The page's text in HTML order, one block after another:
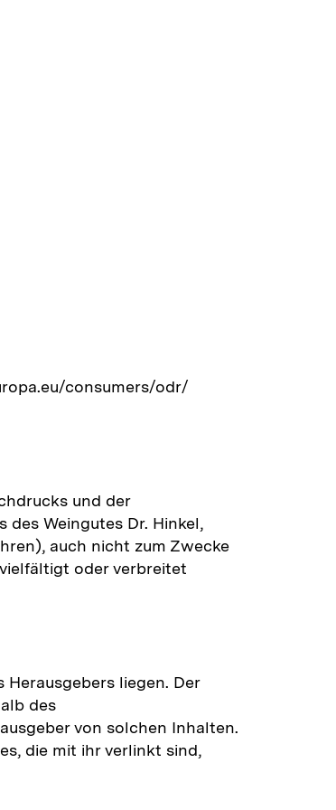
consumers/odr/
und der
Weingutes Dr. Hinkel,
auch nicht zum Zwecke
oder verbreitet
liegen. Der
des
von solchen Inhalten.
die mit ihr verlinkt sind,